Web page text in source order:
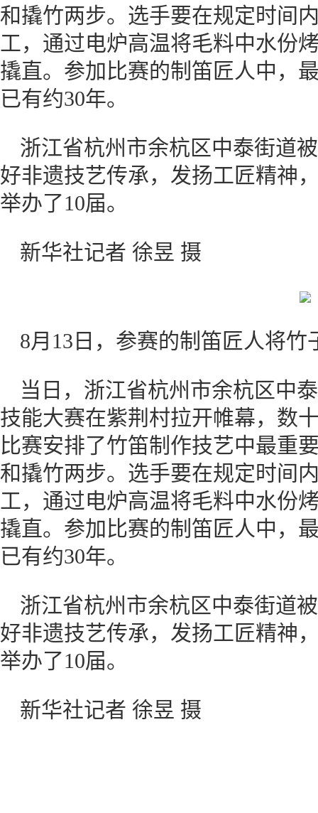
和撬竹两步。选手要在规定时间
工，通过电炉高温将毛料中水份
撬直。参加比赛的制笛匠人中，
已有约30年。
浙江省杭州市余杭区中泰街道
好非遗技艺传承，发扬工匠精神
举办了10届。
新华社记者 徐昱 摄
8月13日，参赛的制笛匠人将竹
当日，浙江省杭州市余杭区中
技能大赛在紫荆村拉开帷幕，数
比赛安排了竹笛制作技艺中最
和撬竹两步。选手要在规定时间
工，通过电炉高温将毛料中水份
撬直。参加比赛的制笛匠人中，
已有约30年。
浙江省杭州市余杭区中泰街道
好非遗技艺传承，发扬工匠精神
举办了10届。
新华社记者 徐昱 摄